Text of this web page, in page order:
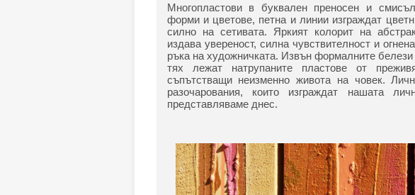
Многопластови в буквален преносен и
форми и цветове, петна и линии изграждат
силно на сетивата. Яркият колорит на
издава увереност, силна чувствителност и
ръка на художничката. Извън формалните белези
тях лежат натрупаните пластове от
съпътстващи неизменно живота на човек.
разочарования, които изграждат нашата
представляваме днес.